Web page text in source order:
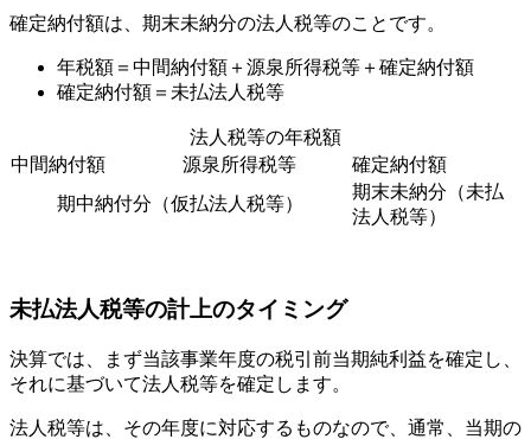
確定納付額は、期末未納分の法人税等のことです。
年税額＝中間納付額＋源泉所得税等＋確定納付額
確定納付額＝未払法人税等
法人税等の年税額
中間納付額
源泉所得税等
確定納付額
期中納付分（仮払法人税等）
期末未納分（未払
法人税等）
未払法人税等の計上のタイミング
決算では、まず当該事業年度の税引前当期純利益を確定し、
それに基づいて法人税等を確定します。
法人税等は、その年度に対応するものなので、通常、 当期の